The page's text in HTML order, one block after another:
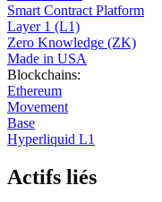
Smart Contract Platform
Layer 1 (L1)
Zero Knowledge (ZK)
Made in USA
Blockchains:
Ethereum
Movement
Base
Hyperliquid L1
Actifs liés